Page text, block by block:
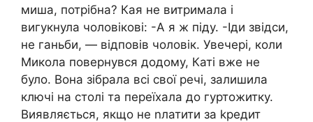
миша, потрібна? Кая не витримала і
вигукнула чоловікові: -А я ж піду. -Іди звідси,
не ганьби, — відповів чоловік. Увечері, коли
Микола повернувся додому, Каті вже не
було. Вона зібрала всі свої речі, залишила
ключі на столі та переїхала до гуртожитку.
Виявляється, якщо не nлатити за kредит